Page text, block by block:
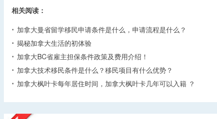
相关阅读：
加拿大曼省留学移民申请条件是什么，申请流程是什么？
揭秘加拿大生活的初体验
加拿大BC省雇主担保条件政策及费用介绍！
加拿大技术移民条件是什么？移民项目有什么优势？
加拿大枫叶卡每年居住时间，加拿大枫叶卡几年可以入籍 ？